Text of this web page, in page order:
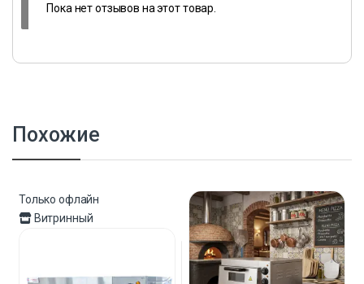
Пока нет отзывов на этот товар.
Похожие
Только офлайн
Витринный